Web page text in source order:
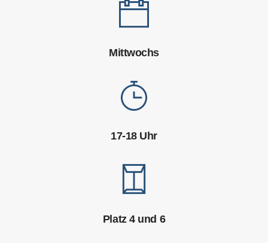
Mittwochs
17-18 Uhr
Platz 4 und 6